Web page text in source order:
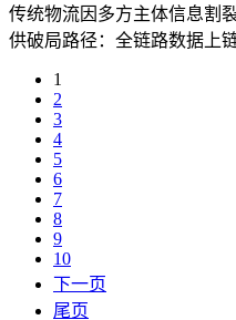
传统物流因多方主体信息割
供破局路径：全链路数据上
1
2
3
4
5
6
7
8
9
10
下一页
尾页